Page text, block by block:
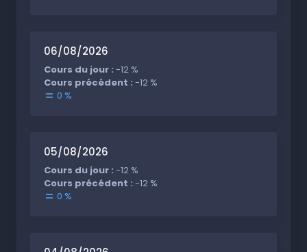
06/08/2026
Cours du jour : -12 %
Cours précédent : -12 %
0 %
05/08/2026
Cours du jour : -12 %
Cours précédent : -12 %
0 %